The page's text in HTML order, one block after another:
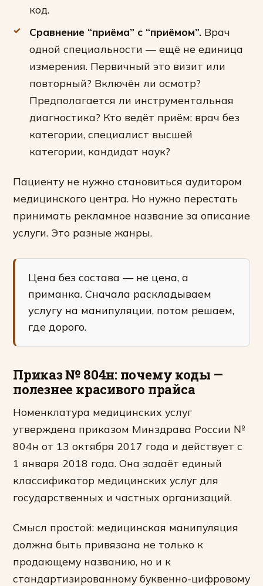
код.
Сравнение “приёма” с “приёмом”. Врач
одной специальности — ещё не единица
измерения. Первичный это визит или
повторный? Включён ли осмотр?
Предполагается ли инструментальная
диагностика? Кто ведёт приём: врач без
категории, специалист высшей
категории, кандидат наук?
Пациенту не нужно становиться аудитором
медицинского центра. Но нужно перестать
принимать рекламное название за описание
услуги. Это разные жанры.
Цена без состава — не цена, а
приманка. Сначала раскладываем
услугу на манипуляции, потом решаем,
где дорого.
Приказ № 804н: почему коды —
полезнее красивого прайса
Номенклатура медицинских услуг
утверждена приказом Минздрава России №
804н от 13 октября 2017 года и действует с
1 января 2018 года. Она задаёт единый
классификатор медицинских услуг для
государственных и частных организаций.
Смысл простой: медицинская манипуляция
должна быть привязана не только к
продающему названию, но и к
стандартизированному буквенно-цифровому